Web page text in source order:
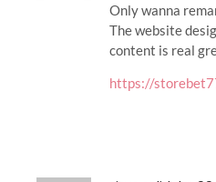
Only wanna
The website
content is real
https://